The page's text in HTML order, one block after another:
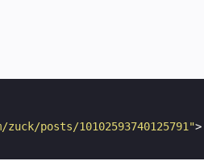
posts/10102593740125791">